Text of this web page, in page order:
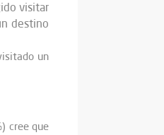
visitar
destino
un
cree que